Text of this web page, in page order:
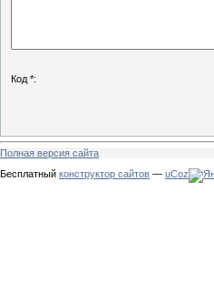
Код *:
Полная версия сайта
Бесплатный конструктор сайтов — uCoz